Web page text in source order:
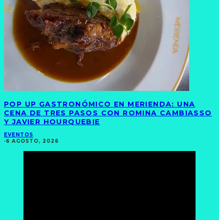
POP UP GASTRONÓMICO EN MERIENDA: UNA
CENA DE TRES PASOS CON ROMINA CAMBIASSO
Y JAVIER HOURQUEBIE
EVENTOS
·6 AGOSTO, 2026